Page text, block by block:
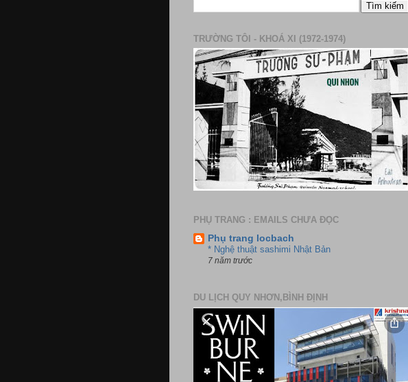
TRƯỜNG TÔI - KHOÁ XI (1972-1974)
PHỤ TRANG : EMAILS CHƯA ĐỌC
Phụ trang locbach
* Nghệ thuật sashimi Nhật Bản
7 năm trước
DU LỊCH QUY NHƠN,BÌNH ĐỊNH